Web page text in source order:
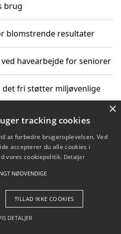
brug
blomstrende resultater
havearbejde for seniorer
fri støtter miljøvenlige
familien og naturen
- Pilanto Aps
Blog Betingelser
×
tracking cookies
at forbedre brugeroplevelsen. Ved
accepterer du alle cookies i
vores cookiepolitik. Detaljer
NØDVENDIGE
TILLAD IKKE COOKIES
DETALJER